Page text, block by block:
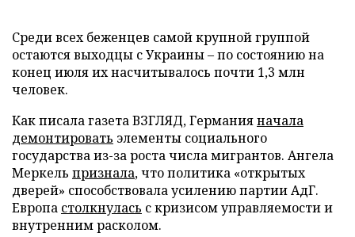
Среди всех беженцев самой крупной группой
остаются выходцы с Украины – по состоянию на
конец июля их насчитывалось почти 1,3 млн
человек.
Как писала газета ВЗГЛЯД, Германияначала
демонтировать элементы социального
государства из-за роста числа мигрантов. Ангела
Меркель признала, что политика «открытых
дверей» способствовала усилению партии АдГ.
Европа столкнулась с кризисом управляемости и
внутренним расколом.